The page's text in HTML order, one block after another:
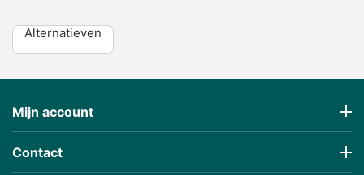
Alternatieven
Mijn account
Contact